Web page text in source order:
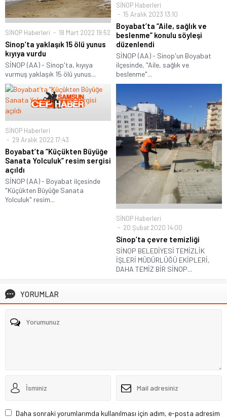
SİNOP Haberleri 18 Mart 2022 19:52
Sinop’ta yaklaşık 15 ölü yunus
kıyıya vurdu
SİNOP (AA) - Sinop'ta, kıyıya
vurmuş yaklaşık 15 ölü yunus...
SİNOP Haberleri
15 Aralık 2023 13:10
Boyabat’ta “Aile, sağlık ve
beslenme” konulu söyleşi
düzenlendi
SİNOP (AA) - Sinop'un Boyabat
ilçesinde, "Aile, sağlık ve
beslenme"...
SİNOP Haberleri
29 Aralık 2022 17:43
Boyabat’ta “Küçükten Büyüğe
Sanata Yolculuk” resim sergisi
açıldı
SİNOP (AA) - Boyabat ilçesinde
"Küçükten Büyüğe Sanata
Yolculuk" resim...
SİNOP Haberleri
20 Şubat 2020 14:00
Sinop’ta çevre temizliği
SİNOP BELEDİYESİ TEMİZLİK
İŞLERİ MÜDÜRLÜĞÜ EKİPLERİ,
DAHA TEMİZ BİR SİNOP...
YORUMLAR
Daha sonraki yorumlarımda kullanılması için adım, e-posta adresim